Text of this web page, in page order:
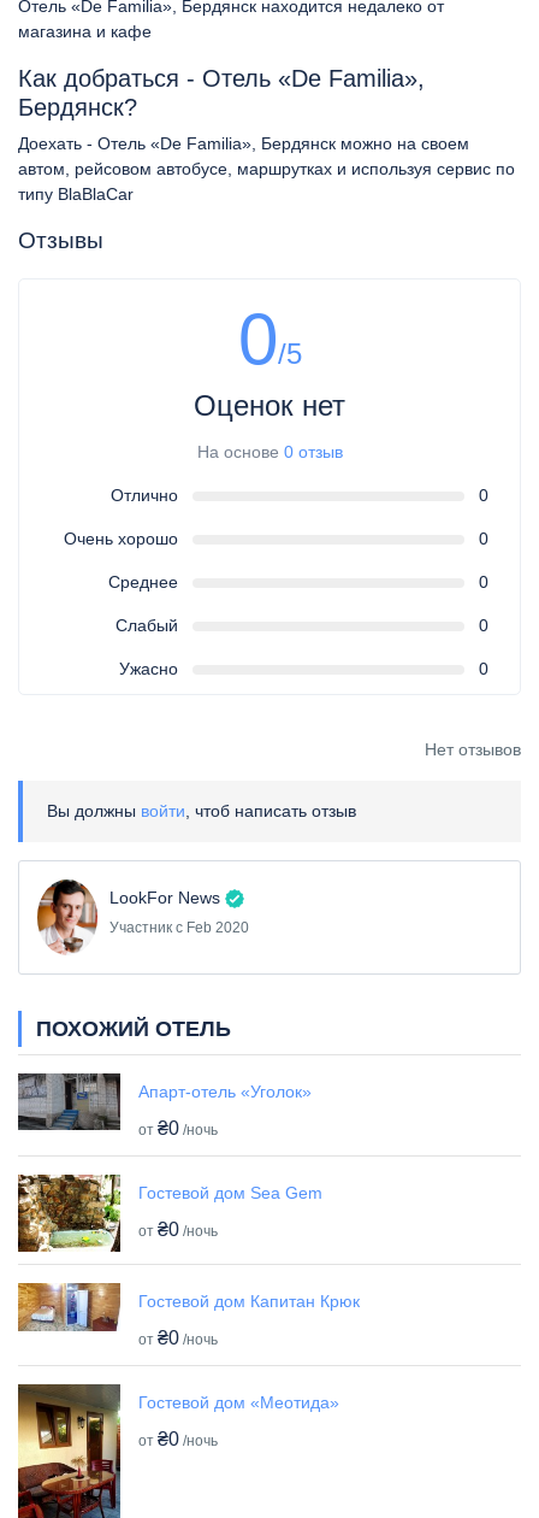
Отель «De Familia», Бердянск находится недалеко от
магазина и кафе
Как добраться - Отель «De Familia»,
Бердянск?
Доехать - Отель «De Familia», Бердянск можно на своем
автом, рейсовом автобусе, маршрутках и используя сервис по
типу BlaBlaCar
Отзывы
0/5
Оценок нет
На основе 0 отзыв
Отлично 0
Очень хорошо 0
Среднее 0
Слабый 0
Ужасно 0
Нет отзывов
Вы должны войти , чтоб написать отзыв
LookFor News
Участник с Feb 2020
ПОХОЖИЙ ОТЕЛЬ
Апарт-отель «Уголок»
от ₴0 /ночь
Гостевой дом Sea Gem
от ₴0 /ночь
Гостевой дом Капитан Крюк
от ₴0 /ночь
Гостевой дом «Меотида»
от ₴0 /ночь